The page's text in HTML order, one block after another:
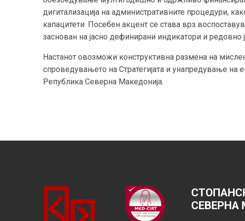
дигитализација на административните процедури,
капацитети. Посебен акцент се става врз
заснован на јасно дефинирани индикатори и редовно
Настанот овозможи конструктивна размена на
спроведувањето на Стратегијата и унапредување на
Република Северна Македонија.
СЕВЕРНА